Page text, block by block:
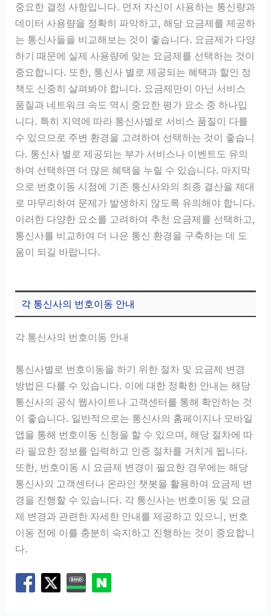
중요한 결정 사항입니다. 먼저 자신이 사용하는 통신량과
데이터 사용량을 정확히 파악하고, 해당 요금제를 제공하
는 통신사들을 비교해보는 것이 좋습니다. 요금제가 다양
하기 때문에 실제 사용량에 맞는 요금제를 선택하는 것이
중요합니다. 또한, 통신사 별로 제공되는 혜택과 할인 정
책도 신중히 살펴봐야 합니다. 요금제만이 아닌 서비스
품질과 네트워크 속도 역시 중요한 평가 요소 중 하나입
니다. 특히 지역에 따라 통신사별로 서비스 품질이 다를
수 있으므로 주변 환경을 고려하여 선택하는 것이 좋습니
다. 통신사 별로 제공되는 부가 서비스나 이벤트도 유의
하여 선택하면 더 많은 혜택을 누릴 수 있습니다. 마지막
으로 번호이동 시점에 기존 통신사와의 최종 결산을 제대
로 마무리하여 문제가 발생하지 않도록 유의해야 합니다.
이러한 다양한 요소를 고려하여 추천 요금제를 선택하고,
통신사를 비교하여 더 나은 통신 환경을 구축하는 데 도
움이 되길 바랍니다.
각 통신사의 번호이동 안내
각 통신사의 번호이동 안내
통신사별로 번호이동을 하기 위한 절차 및 요금제 변경
방법은 다를 수 있습니다. 이에 대한 정확한 안내는 해당
통신사의 공식 웹사이트나 고객센터를 통해 확인하는 것
이 좋습니다. 일반적으로는 통신사의 홈페이지나 모바일
앱을 통해 번호이동 신청을 할 수 있으며, 해당 절차에 따
라 필요한 정보를 입력하고 인증 절차를 거치게 됩니다.
또한, 번호이동 시 요금제 변경이 필요한 경우에는 해당
통신사의 고객센터나 온라인 챗봇을 활용하여 요금제 변
경을 진행할 수 있습니다. 각 통신사는 번호이동 및 요금
제 변경과 관련한 자세한 안내를 제공하고 있으니, 번호
이동 전에 이를 충분히 숙지하고 진행하는 것이 중요합니
다.